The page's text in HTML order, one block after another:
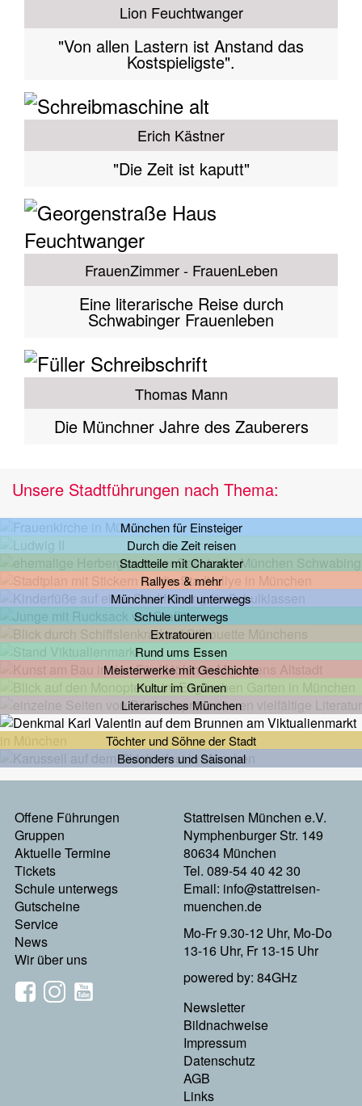
Lion Feuchtwanger
"Von allen Lastern ist Anstand das
Kostspieligste".
Erich Kästner
"Die Zeit ist kaputt"
FrauenZimmer - FrauenLeben
Eine literarische Reise durch
Schwabinger Frauenleben
Thomas Mann
Die Münchner Jahre des Zauberers
Unsere Stadtführungen nach Thema:
München für Einsteiger
Durch die Zeit reisen
Stadtteile mit Charakter
Rallyes & mehr
Münchner Kindl unterwegs
Schule unterwegs
Extratouren
Rund ums Essen
Meisterwerke mit Geschichte
Kultur im Grünen
Literarisches München
Töchter und Söhne der Stadt
Besonders und Saisonal
Footermenu
Links
Offene Führungen
Gruppen
Aktuelle Termine
Tickets
Schule unterwegs
Gutscheine
Service
News
Wir über uns
Stattreisen München e.V.
Nymphenburger Str. 149
80634 München
Tel. 089-54 40 42 30
Email: info@stattreisen-
muenchen.de
Mo-Fr 9.30-12 Uhr, Mo-Do
13-16 Uhr, Fr 13-15 Uhr
powered by: 84GHz
Footer
Menu
Rechts
Newsletter
Bildnachweise
Impressum
Datenschutz
AGB
Links